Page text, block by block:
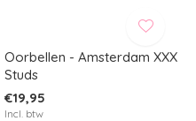
Oorbellen - Amsterdam XXX
Studs
€19,95
Incl. btw